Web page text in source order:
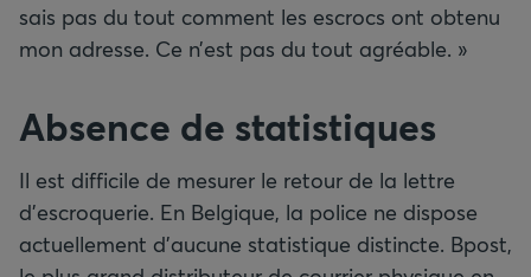
sais pas du tout comment les escrocs ont obtenu
mon adresse. Ce n’est pas du tout agréable. »
Absence de statistiques
Il est difficile de mesurer le retour de la lettre
d’escroquerie. En Belgique, la police ne dispose
actuellement d’aucune statistique distincte. Bpost,